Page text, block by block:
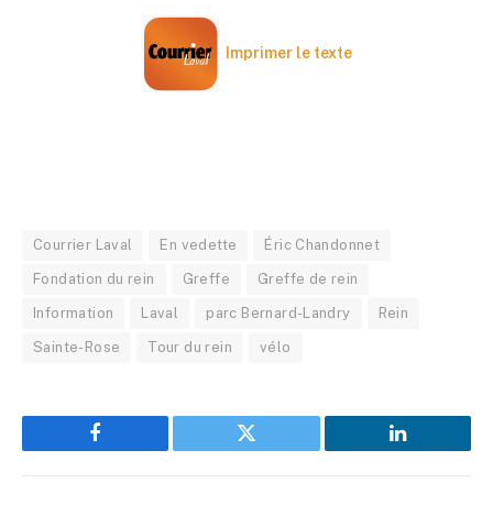
Imprimer le texte
Courrier Laval En vedette Éric Chandonnet
Fondation du rein Greffe Greffe de rein
Information Laval parc Bernard-Landry Rein
Sainte-Rose Tour du rein vélo
Facebook Twitter LinkedIn